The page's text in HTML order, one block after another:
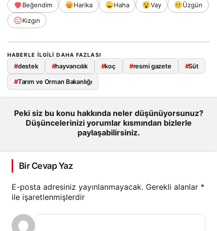
Beğendim Harika Haha Vay
Üzgün
Kızgın
HABERLE ILGILI DAHA FAZLASI
#destek #hayvancılık #koç #resmi gazete #Süt
#Tarım ve Orman Bakanlığı
Peki siz bu konu hakkında neler düşünüyorsunuz?
Düşüncelerinizi yorumlar kısmından bizlerle
paylaşabilirsiniz.
Bir Cevap Yaz
E-posta adresiniz yayınlanmayacak. Gerekli alanlar *
ile işaretlenmişlerdir